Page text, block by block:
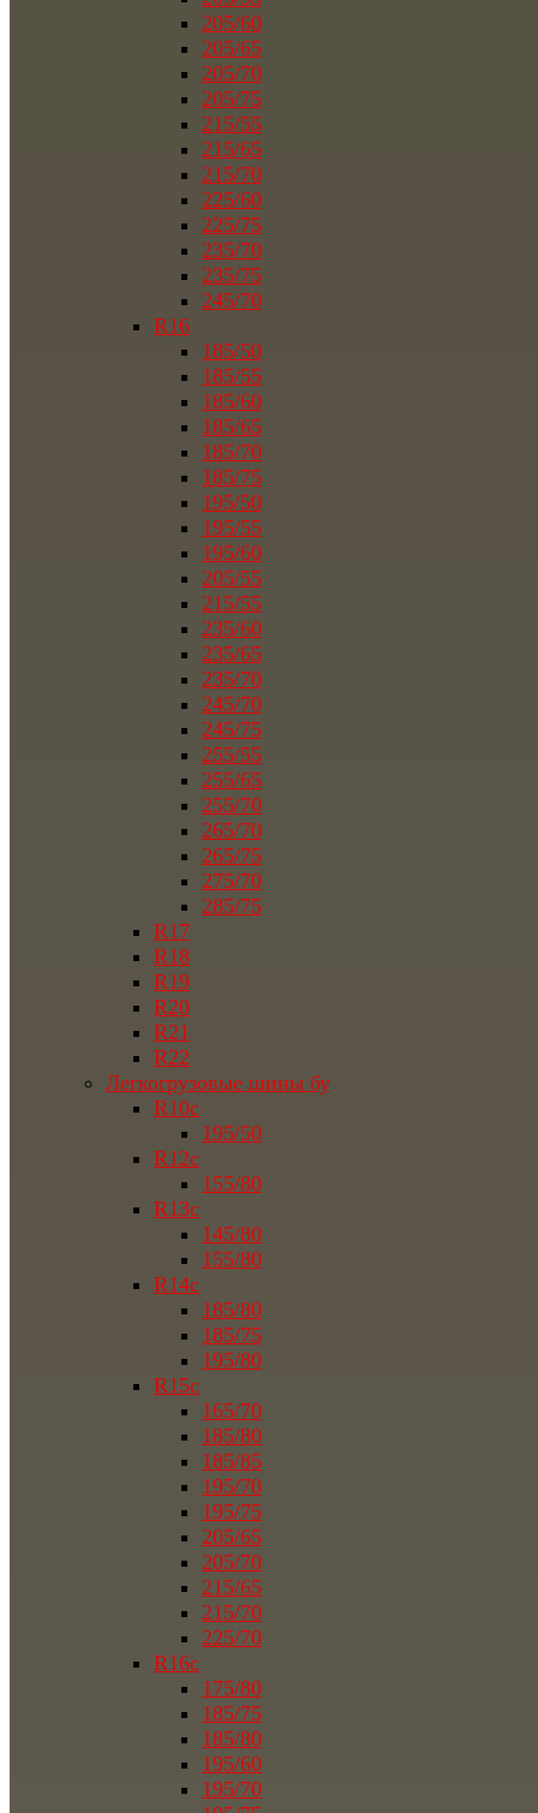
205/60
205/65
205/70
205/75
215/55
215/65
215/70
225/60
225/75
235/70
235/75
245/70
R16
185/50
185/55
185/60
185/65
185/70
185/75
195/50
195/55
195/60
205/55
215/55
235/60
235/65
235/70
245/70
245/75
255/55
255/65
255/70
265/70
265/75
275/70
285/75
R17
R18
R19
R20
R21
R22
Легкогрузовые шины бу
R10c
195/50
R12c
155/80
R13c
145/80
155/80
R14c
185/80
185/75
195/80
R15c
165/70
185/80
185/85
195/70
195/75
205/65
205/70
215/65
215/70
225/70
R16c
175/80
185/75
185/80
195/60
195/70